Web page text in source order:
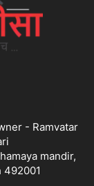
- Ramvatar
mandir,
492001